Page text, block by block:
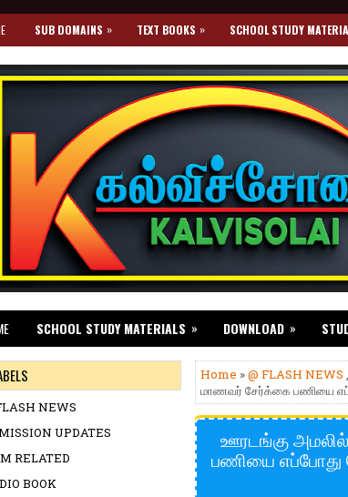
SUB DOMAINS » TEXT BOOKS » SCHOOL STUDY
SCHOOL STUDY MATERIALS » DOWNLOAD »
Home »@ FLASH NEWS ,
மாணவர் சேர்க்கை பணியை
ஊரடங்கு
பணியை
NEWS
UPDATES
RELATED
BOOK